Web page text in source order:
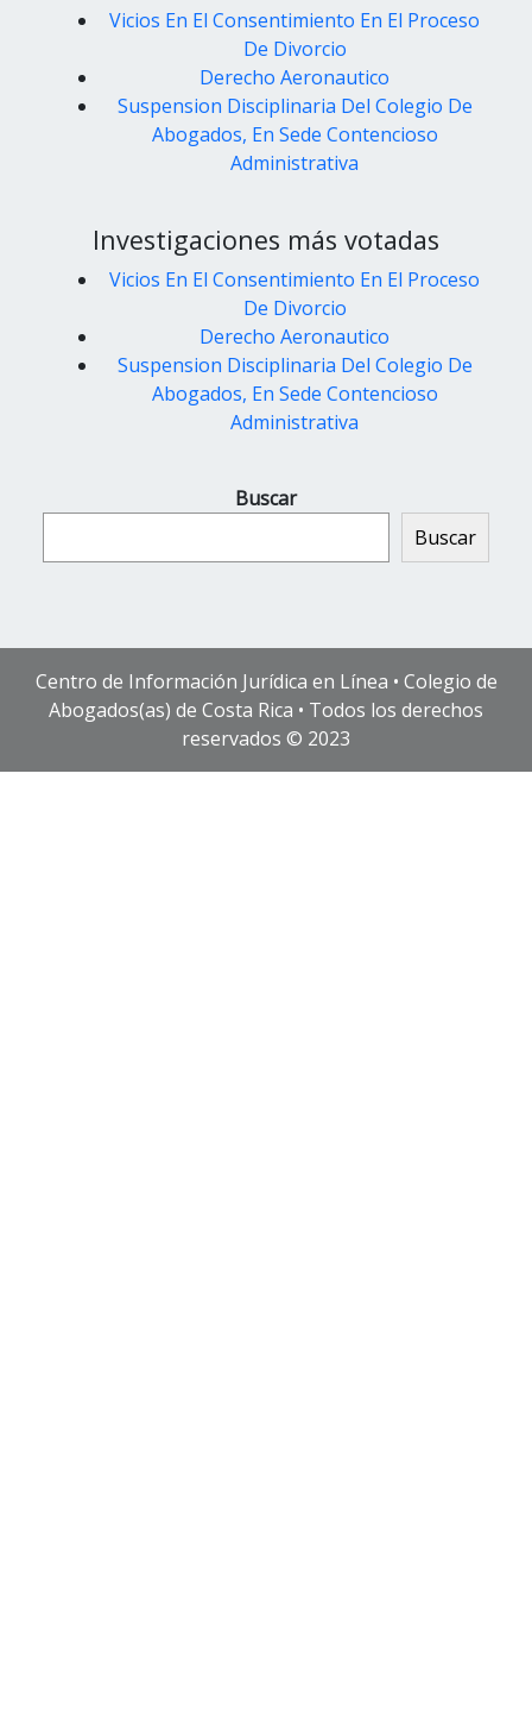
Vicios En El Consentimiento En El Proceso
De Divorcio
Derecho Aeronautico
Suspension Disciplinaria Del Colegio De
Abogados, En Sede Contencioso
Administrativa
Investigaciones más votadas
Vicios En El Consentimiento En El Proceso
De Divorcio
Derecho Aeronautico
Suspension Disciplinaria Del Colegio De
Abogados, En Sede Contencioso
Administrativa
Buscar
Buscar
Centro de Información Jurídica en Línea • Colegio de
Abogados(as) de Costa Rica • Todos los derechos
reservados © 2023